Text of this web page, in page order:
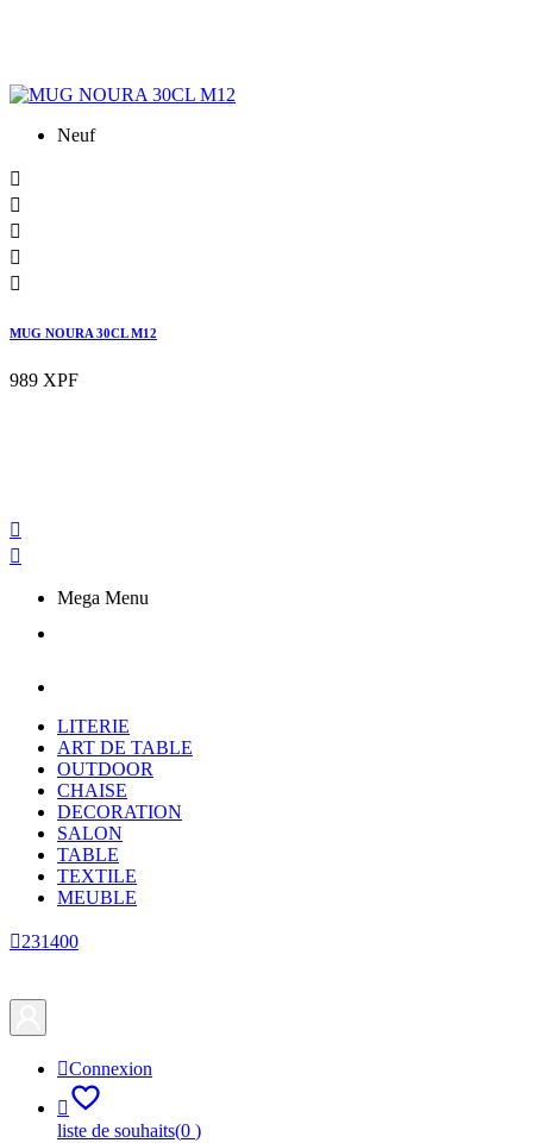
Neuf





MUG NOURA 30CL M12
989 XPF


Mega Menu
LITERIE
ART DE TABLE
OUTDOOR
CHAISE
DECORATION
SALON
TABLE
TEXTILE
MEUBLE
231400
Connexion

liste de souhaits(0 )